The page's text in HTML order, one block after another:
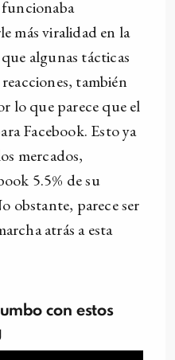
más viralidad en la
algunas tácticas
también
lo que parece que el
Facebook. Esto ya
mercados,
5.5% de su
obstante, parece ser
atrás a esta
con estos